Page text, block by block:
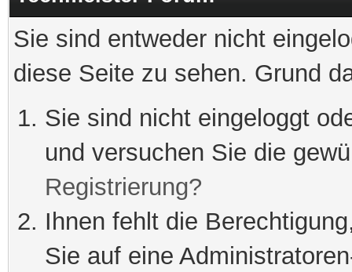
Sie sind entweder nicht
diese Seite zu sehen. Grund
Sie sind nicht eingeloggt
und versuchen Sie die
Registrierung?
Ihnen fehlt die
Sie auf eine